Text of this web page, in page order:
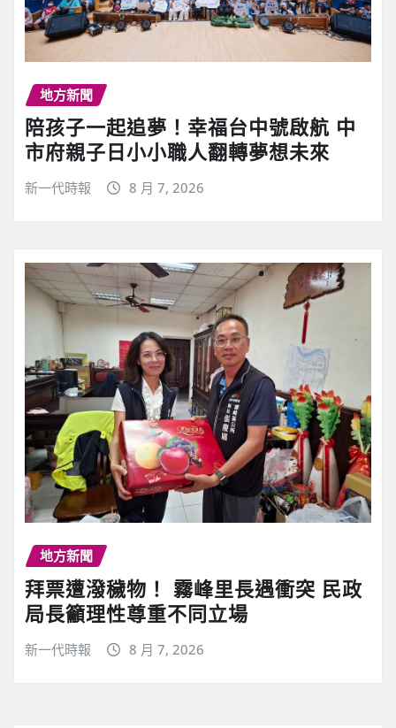
地方新聞
陪孩子一起追夢！幸福台中號啟航 中
市府親子日小小職人翻轉夢想未來
新一代時報 8 月 7, 2026
地方新聞
拜票遭潑穢物！ 霧峰里長遇衝突 民政
局長籲理性尊重不同立場
新一代時報 8 月 7, 2026